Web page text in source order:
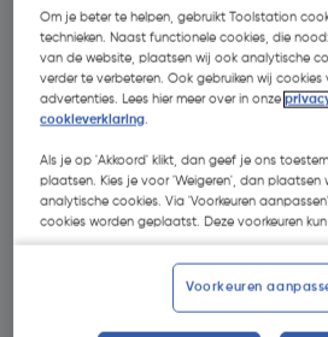
Om je beter te helpen, gebruikt Toolstation
technieken. Naast functionele cookies, die
van de website, plaatsen wij ook analytische
verder te verbeteren. Ook gebruiken wij
advertenties. Lees hier meer over in onze
cookieverklaring.
Als je op 'Akkoord' klikt, dan geef je ons
plaatsen. Kies je voor 'Weigeren', dan plaatsen
analytische cookies. Via 'Voorkeuren
cookies worden geplaatst. Deze voorkeuren
Voorkeuren